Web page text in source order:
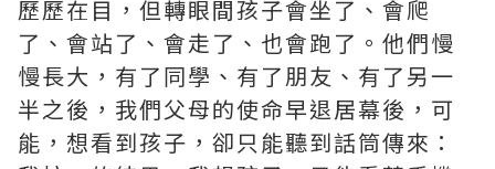
歷歷在目，但轉眼間孩子會坐了、會爬
了、會站了、會走了、也會跑了。他們慢
慢長大，有了同學、有了朋友、有了另一
半之後，我們父母的使命早退居幕後，可
能，想看到孩子，卻只能聽到話筒傳來：